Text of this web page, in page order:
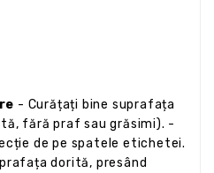
- Curățați bine suprafața
fără praf sau grăsimi). -
de pe spatele etichetei.
dorită, presând